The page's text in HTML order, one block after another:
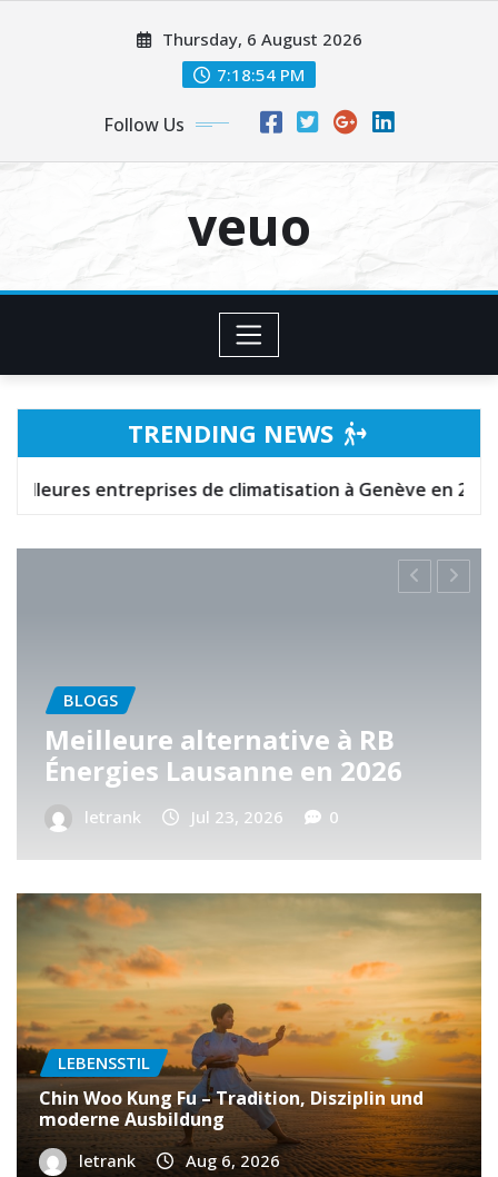
Thursday, 6 August 2026
7:18:55 PM
Follow Us
veuo
TRENDING NEWS
à Genève en 2026 Meilleure
à RB
2026
Auswahl eines
Freelancers
letrank
LEBENSSTIL
Chin Woo Kung Fu – Tradition, Disziplin und
moderne Ausbildung
letrank Aug 6, 2026